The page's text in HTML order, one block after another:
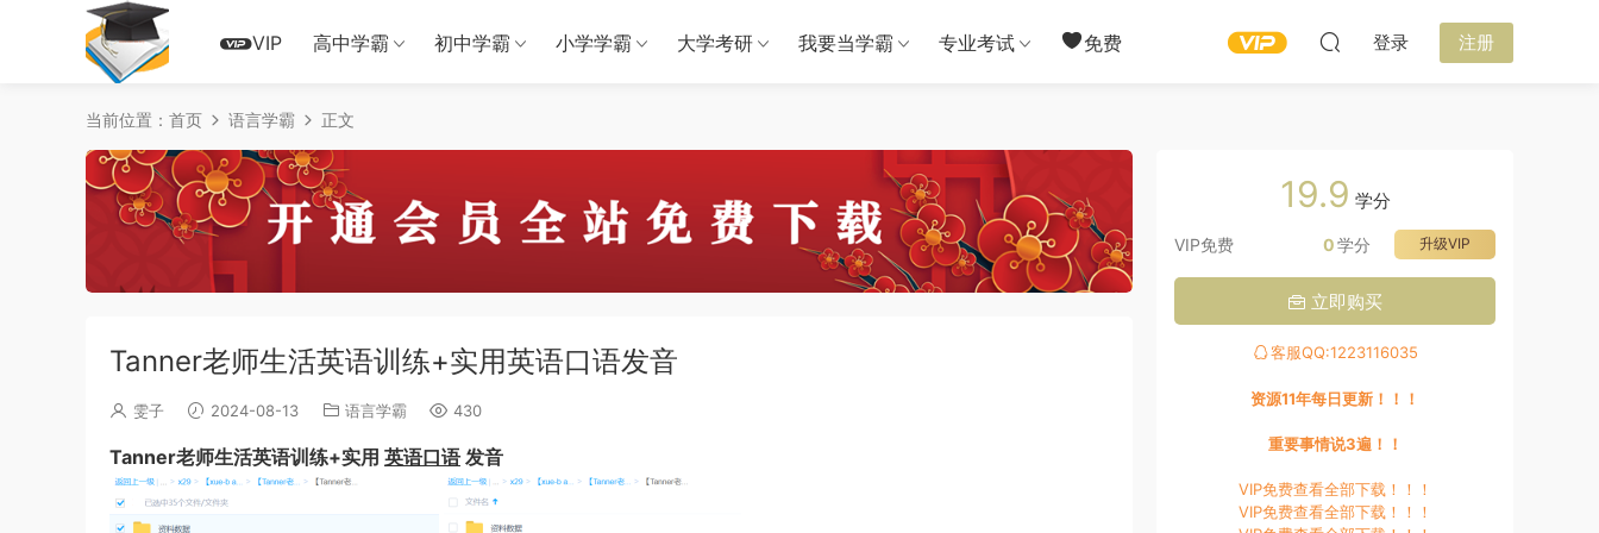
VIP 高中学霸 初中学霸 小学学霸 大学考研 我要当学霸 专业考试 免费 登录 注册
当前位置： 首页 语言学霸 正文
Tanner老师生活英语训练+实用英语口语发音
雯子 2024-08-13 语言学霸 430
Tanner老师生活英语训练+实用 英语口语发音
19.9 学分
VIP免费 升级VIP
0学分
立即购买
客服QQ:1223116035
资源11年每日更新！！！
重要事情说3遍！！
VIP免费查看全部下载！！！
VIP免费查看全部下载！！！